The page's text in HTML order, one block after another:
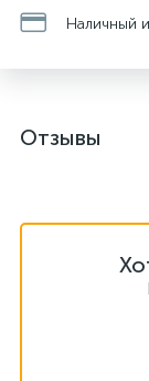
Наличный
Отзывы